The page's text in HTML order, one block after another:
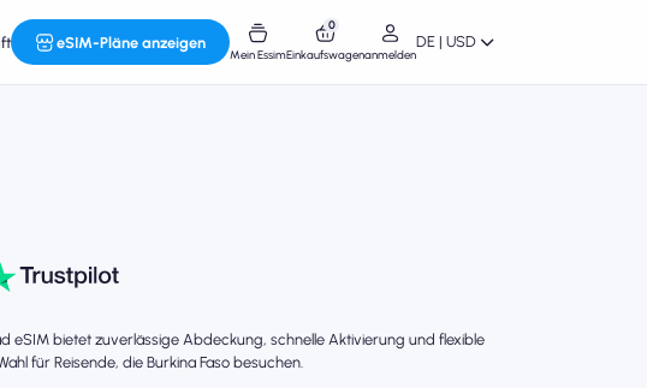
eSIM-Pläne anzeigen
Mein Essim
0
Einkaufswagenanmelden
DE | USD
eSIM bietet zuverlässige Abdeckung, schnelle Aktivierung und flexible
für Reisende, die Burkina Faso besuchen.